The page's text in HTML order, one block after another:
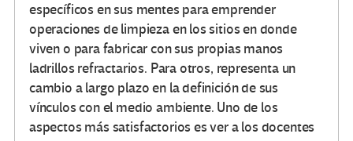
específicos en sus mentes para emprender
operaciones de limpieza en los sitios en donde
viven o para fabricar con sus propias manos
ladrillos refractarios. Para otros, representa un
cambio a largo plazo en la definición de sus
vínculos con el medio ambiente. Uno de los
aspectos más satisfactorios es ver a los docentes